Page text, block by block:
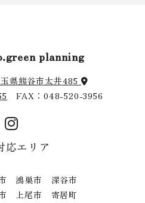
planning
県熊谷市太井485
FAX：048-520-3956
応エリア
鴻巣市 深谷市
上尾市 寄居町